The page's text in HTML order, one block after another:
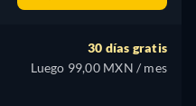
30 días gratis
Luego 99,00 MXN / mes